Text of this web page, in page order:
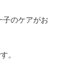
子のケアがお
。